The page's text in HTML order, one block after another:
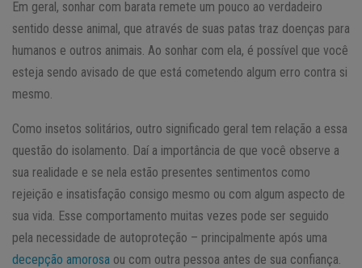
Em geral, sonhar com barata remete um pouco ao verdadeiro
sentido desse animal, que através de suas patas traz doenças para
humanos e outros animais. Ao sonhar com ela, é possível que você
esteja sendo avisado de que está cometendo algum erro contra si
mesmo.
Como insetos solitários, outro significado geral tem relação a essa
questão do isolamento. Daí a importância de que você observe a
sua realidade e se nela estão presentes sentimentos como
rejeição e insatisfação consigo mesmo ou com algum aspecto de
sua vida. Esse comportamento muitas vezes pode ser seguido
pela necessidade de autoproteção – principalmente após uma
decepção amorosa ou com outra pessoa antes de sua confiança.